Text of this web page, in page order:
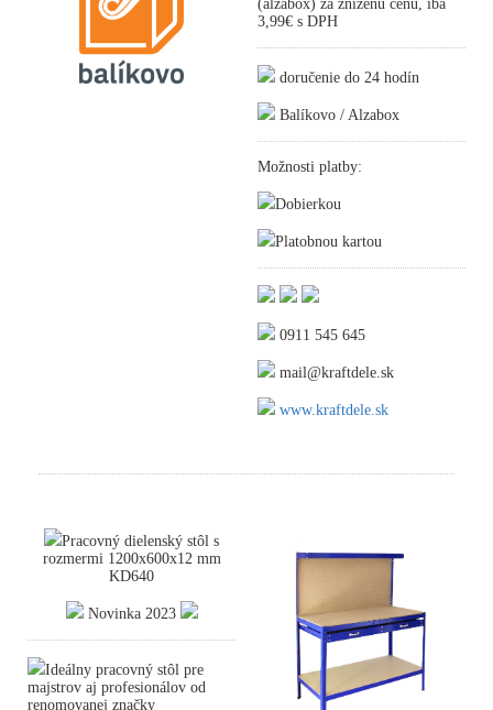
(alzabox) za zníženú cenu, iba
3,99€ s DPH
doručenie do 24 hodín
Balíkovo / Alzabox
Možnosti platby:
Dobierkou
Platobnou kartou
0911 545 645
mail@kraftdele.sk
www.kraftdele.sk
Pracovný dielenský stôl s
rozmermi 1200x600x12 mm
KD640
Novinka 2023
Ideálny pracovný stôl pre
majstrov aj profesionálov od
renomovanej značky